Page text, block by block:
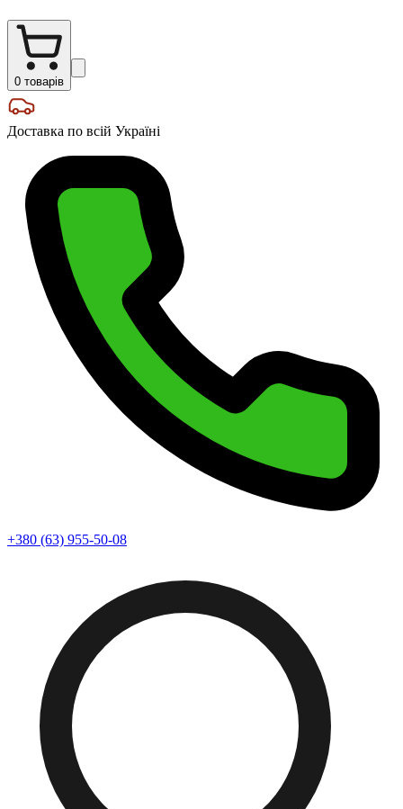
0 товарів
Доставка по всій Україні
+380 (63) 955-50-08